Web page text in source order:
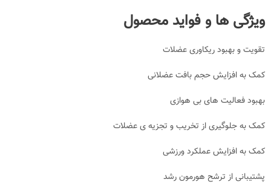
ویژگی ها و فواید محصول
تقویت و بهبود ریکاوری عضلات
کمک به افزایش حجم بافت عضلانی
بهبود فعالیت های بی هوازی
کمک به جلوگیری از تخریب و تجزیه ی عضلات
کمک به افزایش عملکرد ورزشی
پشتیبانی از ترشح هورمون رشد